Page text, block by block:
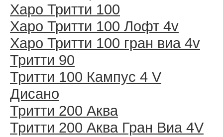
Харо Тритти 100
Харо Тритти 100 Лофт 4v
Харо Тритти 100 гран виа 4v
Тритти 90
Тритти 100 Кампус 4 V
Дисано
Тритти 200 Аква
Тритти 200 Аква Гран Виа 4V